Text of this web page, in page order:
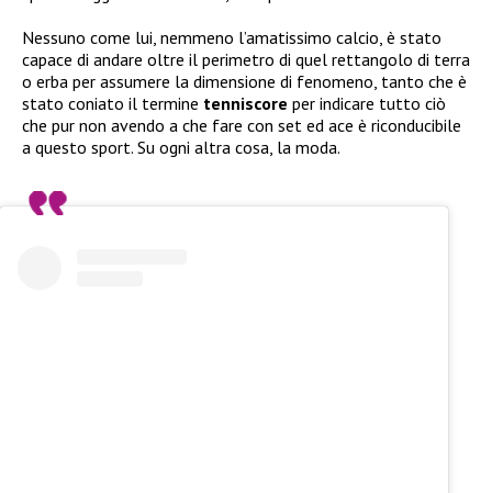
Nessuno come lui, nemmeno l’amatissimo calcio, è stato
capace di andare oltre il perimetro di quel rettangolo di terra
o erba per assumere la dimensione di fenomeno, tanto che è
stato coniato il termine tenniscore per indicare tutto ciò
che pur non avendo a che fare con set ed ace è riconducibile
a questo sport. Su ogni altra cosa, la moda.